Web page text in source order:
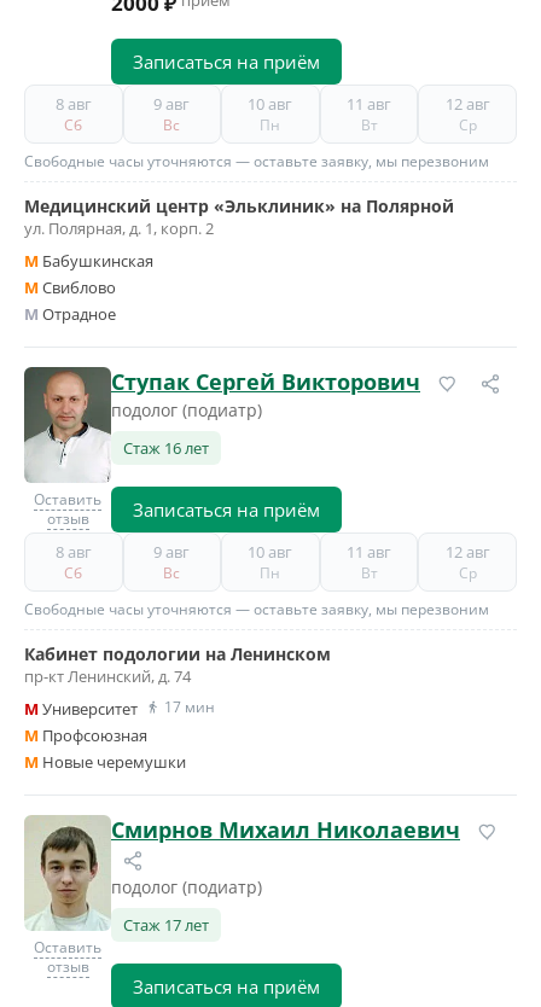
Записаться на приём
8 авг
Сб
9 авг
Вс
10 авг
Пн
11 авг
Вт
12 авг
Ср
Свободные часы уточняются — оставьте заявку, мы перезвоним
Медицинский центр «Эльклиник» на Полярной
ул. Полярная, д. 1, корп. 2
M Бабушкинская
MСвиблово
M Отрадное
Оставить
отзыв
Ступак Сергей Викторович
подолог (подиатр)
Стаж 16 лет
Записаться на приём
8 авг
Сб
9 авг
Вс
10 авг
Пн
11 авг
Вт
12 авг
Ср
Свободные часы уточняются — оставьте заявку, мы перезвоним
Кабинет подологии на Ленинском
пр-кт Ленинский, д. 74
MУниверситет 17 мин
M Профсоюзная
M Новые черемушки
Оставить
отзыв
Смирнов Михаил Николаевич
подолог (подиатр)
Стаж 17 лет
Записаться на приём